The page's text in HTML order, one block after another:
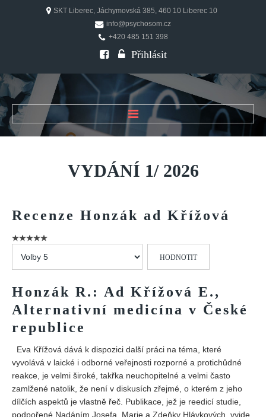
SKT Liberec, Jáchymovská 385, 460 10 Liberec 10
info@psychosom.cz
+420 485 151 398
Přihlásit
ÚVOD
O ČASOPISU
Historie
FAQ
PSYCHOSOM
Vydání 1/ 2026
Vydání 3/ 2025
Vydání 2/ 2025
Vydání 3-4/ 2024
Vydání 1-2/ 2024
Vydání 3-4/ 2023
Vydání 1-2/ 2023
VYDÁNÍ 1/ 2026
Recenze Honzák ad Křížová
prosím
Honzák R.: Ad Křížová E.,
Alternativní medicína v České
republice
Eva Křížová dává k dispozici další práci na téma, které
vyvolává v laické i odborné veřejnosti rozporné a protichůdné
reakce, je velmi široké, takřka neuchopitelné a velmi často
zamlžené natolik, že není v diskusích zřejmé, o kterém z jeho
dílčích aspektů je vlastně řeč. Publikace, jež je reedicí studie,
podpořené Nadáním Josefa, Marie a Zdeňky Hlávkových, vyjde